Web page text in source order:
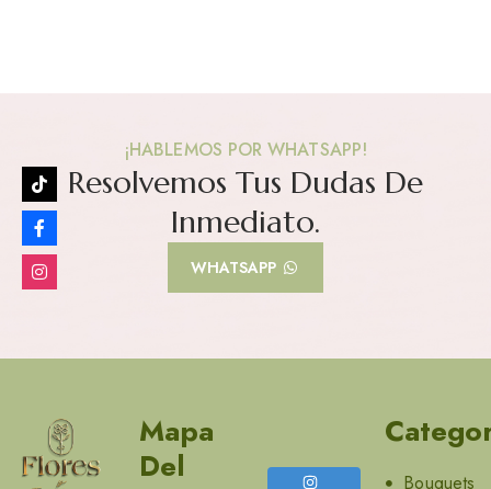
¡HABLEMOS POR WHATSAPP!
Resolvemos Tus Dudas De
Inmediato.
WHATSAPP
Mapa
Del
Bouquets